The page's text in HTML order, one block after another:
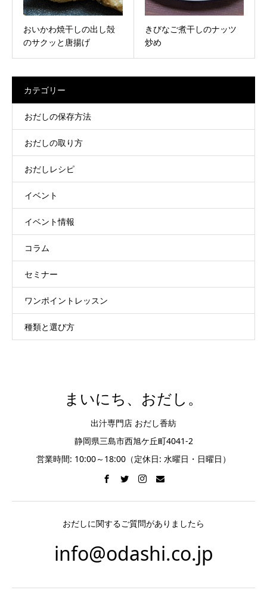
おいかわ焼干しの出し殻
のサクッと唐揚げ
きびなご煮干しのナッツ
炒め
カテゴリー
おだしの保存方法
おだしの取り方
おだしレシピ
イベント
イベント情報
コラム
セミナー
ワンポイントレッスン
種類と選び方
まいにち、おだし。
出汁専門店 おだし香紡
静岡県三島市西旭ケ丘町4041-2
営業時間: 10:00～18:00（定休日: 水曜日・日曜日）
おだしに関するご質問がありましたら
info@odashi.co.jp